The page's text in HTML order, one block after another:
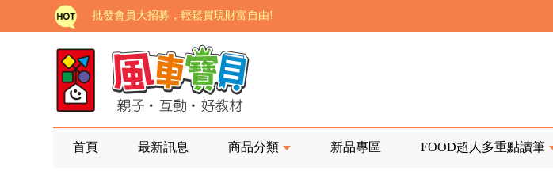
批發會員大招募，輕鬆實現財富自由!
如需更改或重開發票 需在訂單成立三天內通知客服 寄回發票需附上回郵郵票
老師您好!!幼教會員火熱招募中~
海外購物免煩惱！點我查看『海外購物流程說明』
家長樂了!「風車書版集團暨FOOD超人企業總部」目前正興建中!
首頁 最新訊息 商品分類 新品專區 FOOD超人多重點讀筆